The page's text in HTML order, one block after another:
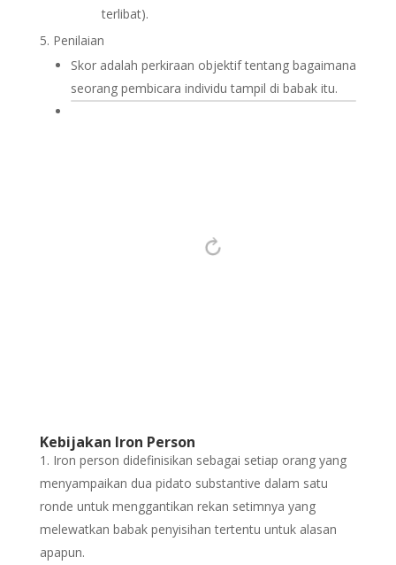
terlibat).
Penilaian
Skor adalah perkiraan objektif tentang bagaimana
seorang pembicara individu tampil di babak itu.
Kebijakan Iron Person
Iron person didefinisikan sebagai setiap orang yang
menyampaikan dua pidato substantive dalam satu
ronde untuk menggantikan rekan setimnya yang
melewatkan babak penyisihan tertentu untuk alasan
apapun.